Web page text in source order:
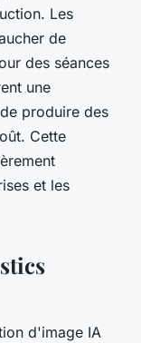
Les
de
des séances
une
produire des
Cette
et les
d'image IA